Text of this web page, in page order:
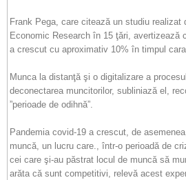
Frank Pega, care citează un studiu realizat
Economic Research în 15 ţări, avertizează
a crescut cu aproximativ 10% în timpul
Munca la distanţă şi o digitalizare a
deconectarea muncitorilor, subliniază el,
”perioade de odihnă”.
Pandemia covid-19 a crescut, de
muncă, un lucru care., într-o perioadă de
cei care şi-au păstrat locul de muncă să
arăta că sunt competitivi, relevă acest